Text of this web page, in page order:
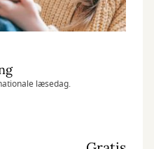
læsedag.